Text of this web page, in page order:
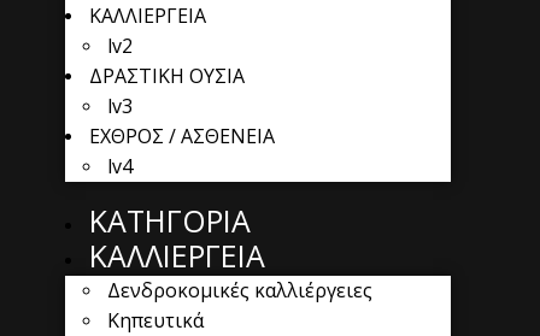
ΚΑΛΛΙΕΡΓΕΙΑ
lv2
ΔΡΑΣΤΙΚΗ ΟΥΣΙΑ
lv3
ΕΧΘΡΟΣ / ΑΣΘΕΝΕΙΑ
lv4
ΚΑΤΗΓΟΡΙΑ
ΚΑΛΛΙΕΡΓΕΙΑ
Δενδροκομικές καλλιέργειες
Κηπευτικά